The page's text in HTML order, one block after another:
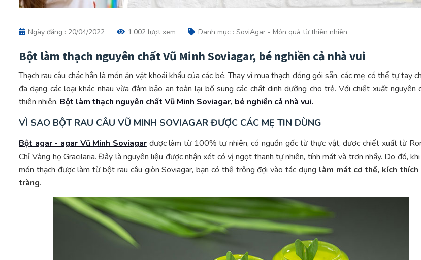
Ngày đăng : 20/04/2022 1,002 lượt xem Danh mục : SoviAgar - Món quà từ thiên nhiên
Bột làm thạch nguyên chất Vũ Minh Soviagar, bé nghiền cả nhà vui
Thạch rau câu chắc hẳn là món ăn vặt khoái khẩu của các bé. Thay vì mua thạch đóng gói sẵn, các mẹ có thể tự tay
đa dạng các loại khác nhau vừa đảm bảo an toàn lại bổ sung các chất dinh dưỡng cho trẻ. Với chiết xuất nguyên
thiên nhiên, Bột làm thạch nguyên chất Vũ Minh Soviagar, bé nghiền cả nhà vui.
VÌ SAO BỘT RAU CÂU VŨ MINH SOVIAGAR ĐƯỢC CÁC MẸ TIN DÙNG
Bột agar - agar Vũ Minh Soviagarđược làm từ 100% tự nhiên, có nguồn gốc từ thực vật, được chiết xuất từ
Chỉ Vàng họ Gracilaria. Đây là nguyên liệu được nhận xét có vị ngọt thanh tự nhiên, tính mát và trơn nhầy. Do đó, khi
món thạch được làm từ bột rau câu giòn Soviagar, bạn có thể trông đợi vào tác dụng làm mát cơ thể, kích thích
tràng.